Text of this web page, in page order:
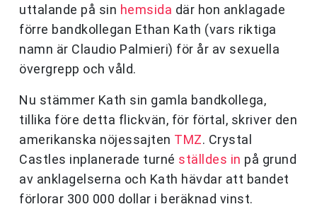
uttalande på sin hemsida där hon anklagade
förre bandkollegan Ethan Kath (vars riktiga
namn är Claudio Palmieri) för år av sexuella
övergrepp och våld.
Nu stämmer Kath sin gamla bandkollega,
tillika före detta flickvän, för förtal, skriver den
amerikanska nöjessajten TMZ. Crystal
Castles inplanerade turné ställdes in på grund
av anklagelserna och Kath hävdar att bandet
förlorar 300 000 dollar i beräknad vinst.